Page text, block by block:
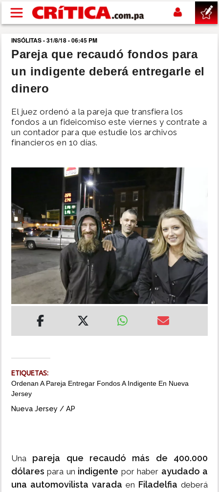
Pasar al contenido principal
buscar
SUCESOS
POLÍTICA
MUNDO
INSÓLITAS
MULTIMEDIA
INSÓLITAS - 31/8/18 - 06:45 PM
Pareja que recaudó fondos para
un indigente deberá entregarle el
dinero
El juez ordenó a la pareja que transfiera los
fondos a un fideicomiso este viernes y contrate a
un contador para que estudie los archivos
financieros en 10 días.
ETIQUETAS:
Ordenan A Pareja Entregar Fondos A Indigente En Nueva
Jersey
Nueva Jersey / AP
Una pareja que recaudó más de 400.000
dólarespara un indigente por haber ayudado a
una automovilista varada en Filadelfia deberá